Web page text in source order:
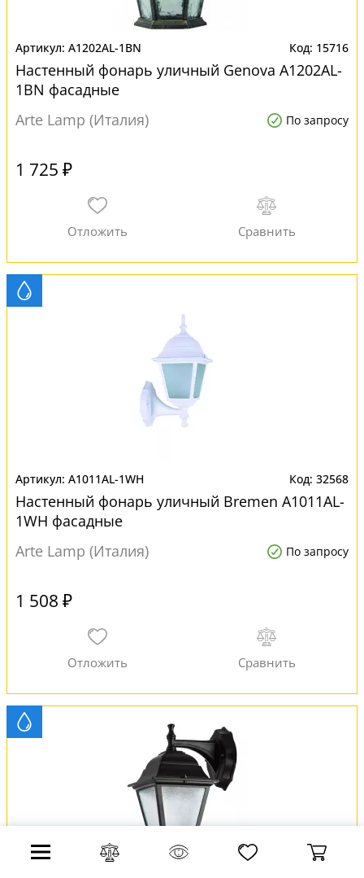
A1202AL-1BN 15716
Настенный фонарь уличный Genova A1202AL-
1BN фасадные
Arte Lamp (Италия)
По запросу
1 725 ₽
A1011AL-1WH 32568
Настенный фонарь уличный Bremen A1011AL-
1WH фасадные
Arte Lamp (Италия)
По запросу
1 508 ₽